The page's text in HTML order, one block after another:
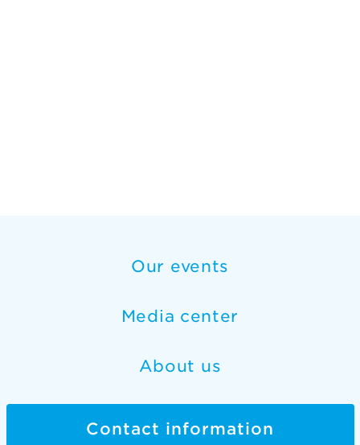
Our events
Media center
About us
Contact information